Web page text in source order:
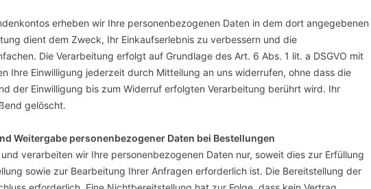
erheben wir Ihre personenbezogenen Daten in dem dort angegebenen
dient dem Zweck, Ihr Einkaufserlebnis zu verbessern und die
Die Verarbeitung erfolgt auf Grundlage des Art. 6 Abs. 1 lit. a DSGVO mit
Ihre Einwilligung jederzeit durch Mitteilung an uns widerrufen, ohne dass die
der Einwilligung bis zum Widerruf erfolgten Verarbeitung berührt wird. Ihr
gelöscht.
Weitergabe personenbezogener Daten bei Bestellungen
verarbeiten wir Ihre personenbezogenen Daten nur, soweit dies zur Erfüllung
sowie zur Bearbeitung Ihrer Anfragen erforderlich ist. Die Bereitstellung der